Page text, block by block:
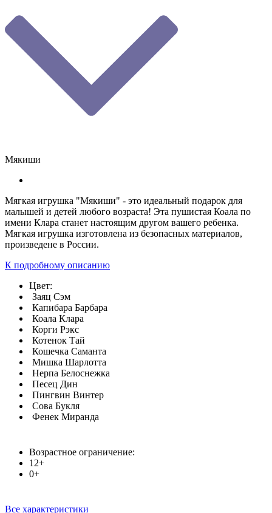
Мякиши
Мягкая игрушка "Мякиши" - это идеальный подарок для
малышей и детей любого возраста! Эта пушистая Коала по
имени Клара станет настоящим другом вашего ребенка.
Мягкая игрушка изготовлена из безопасных материалов,
произведене в России.
К подробному описанию
Цвет:
Заяц Сэм
Капибара Барбара
Коала Клара
Корги Рэкс
Котенок Тай
Кошечка Саманта
Мишка Шарлотта
Нерпа Белоснежка
Песец Дин
Пингвин Винтер
Сова Букля
Фенек Миранда
Возрастное ограничение:
12+
0+
Все характеристики